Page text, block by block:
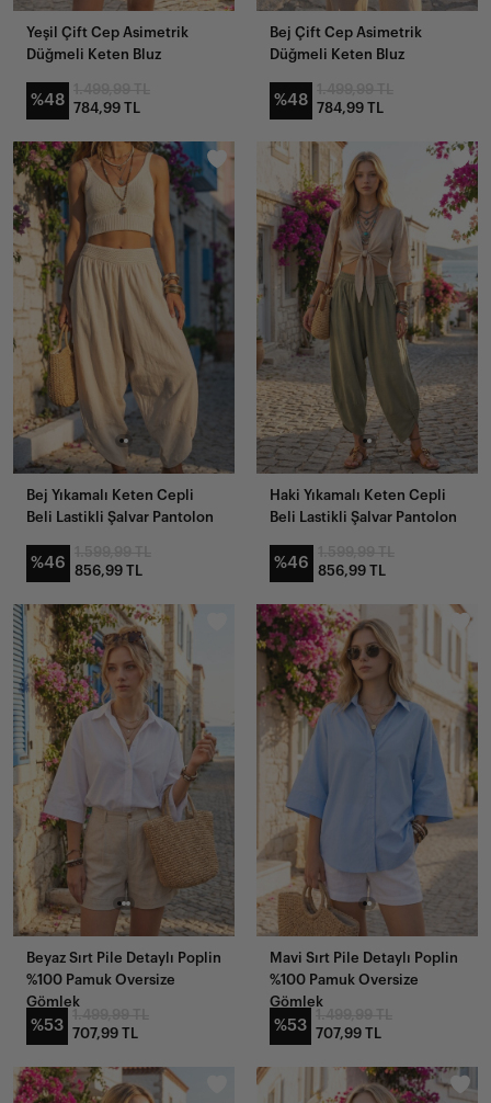
Yeşil Çift Cep Asimetrik
Düğmeli Keten Bluz
%48
784,99 TL
Bej Çift Cep Asimetrik
Düğmeli Keten Bluz
%48
784,99 TL
Bej Yıkamalı Keten Cepli
Beli Lastikli Şalvar Pantolon
%46
856,99 TL
Haki Yıkamalı Keten Cepli
Beli Lastikli Şalvar Pantolon
%46
856,99 TL
Beyaz Sırt Pile Detaylı Poplin
%100 Pamuk Oversize
Gömlek
%53
707,99 TL
Mavi Sırt Pile Detaylı Poplin
%100 Pamuk Oversize
Gömlek
%53
707,99 TL